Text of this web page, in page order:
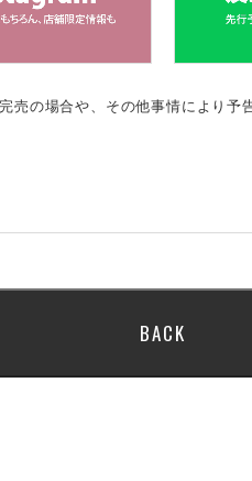
売の場合や、その他事情により
BACK